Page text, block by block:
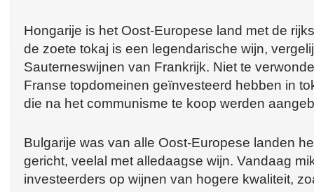
Hongarije is het Oost-Europese land met de
de zoete tokaj is een legendarische wijn,
Sauterneswijnen van Frankrijk. Niet te
Franse topdomeinen geïnvesteerd hebben in
die na het communisme te koop werden
Bulgarije was van alle Oost-Europese landen
gericht, veelal met alledaagse wijn. Vandaag
investeerders op wijnen van hogere kwaliteit,